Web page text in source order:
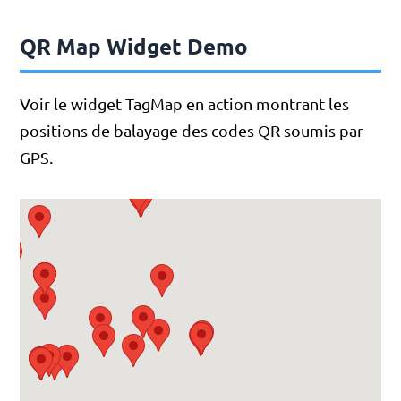
QR Map Widget Demo
Voir le widget TagMap en action montrant les
positions de balayage des codes QR soumis par
GPS.